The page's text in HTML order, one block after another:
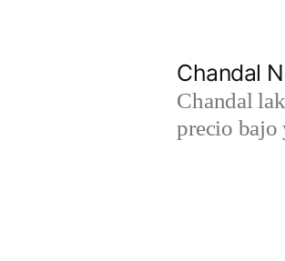
Chandal
Chandal
precio bajo